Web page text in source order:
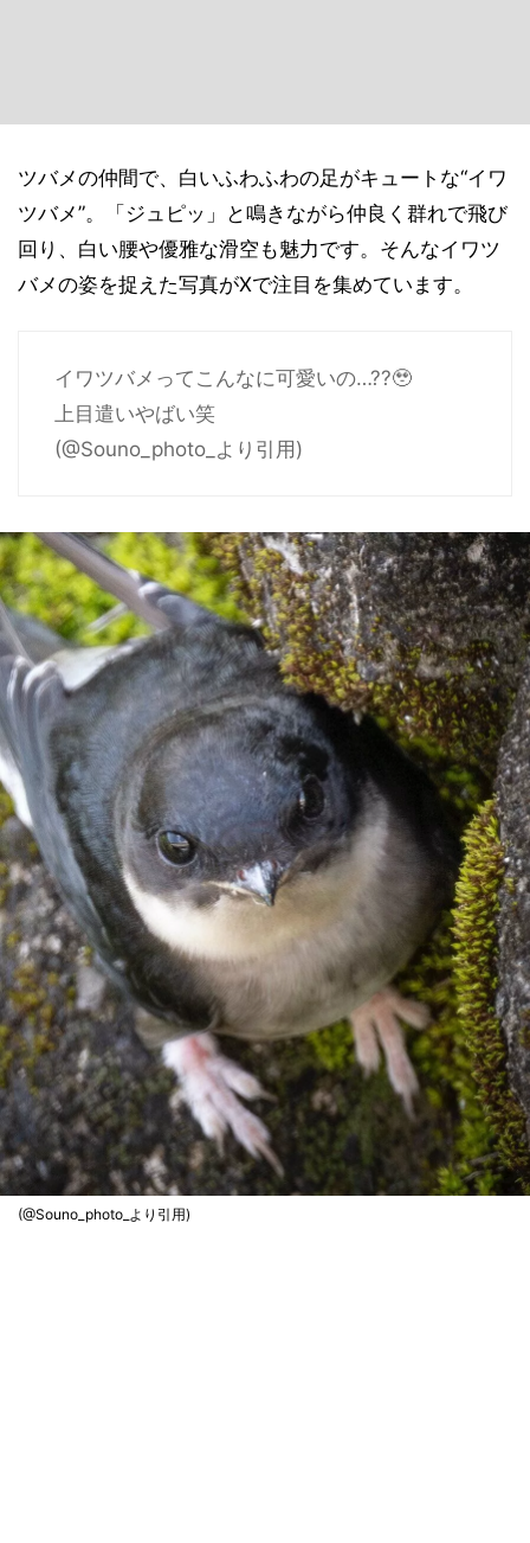
ツバメの仲間で、白いふわふわの足がキュートな“イワ
ツバメ”。「ジュピッ」と鳴きながら仲良く群れで飛び
回り、白い腰や優雅な滑空も魅力です。そんなイワツ
バメの姿を捉えた写真がXで注目を集めています。
イワツバメってこんなに可愛いの…??🥹
上目遣いやばい笑
(@Souno_photo_より引用)
(@Souno_photo_より引用)